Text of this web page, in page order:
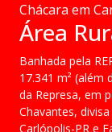
Chácara em
Área
Banhada pela
17.341 m² (além
da Represa, em
Chavantes,
Carlópolis-PR e